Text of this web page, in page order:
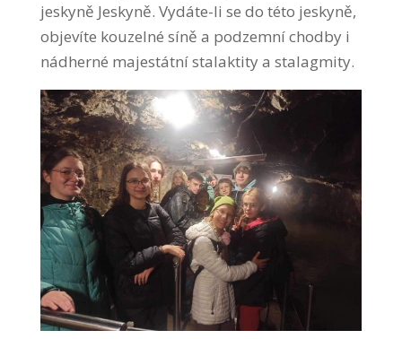
jeskyně Jeskyně. Vydáte-li se do této jeskyně,
objevíte kouzelné síně a podzemní chodby i
nádherné majestátní stalaktity a stalagmity.